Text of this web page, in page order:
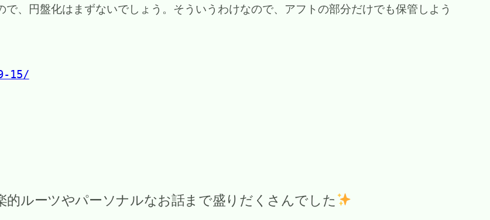
、円盤化はまずないでしょう。そういうわけなので、アフトの部分だけでも保管しよう
15/
的ルーツやパーソナルなお話まで盛りだくさんでした